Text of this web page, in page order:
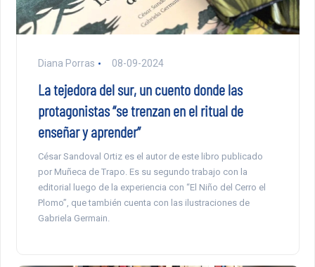
Diana Porras 08-09-2024
La tejedora del sur, un cuento donde las
protagonistas “se trenzan en el ritual de
enseñar y aprender”
César Sandoval Ortiz es el autor de este libro publicado
por Muñeca de Trapo. Es su segundo trabajo con la
editorial luego de la experiencia con “El Niño del Cerro el
Plomo”, que también cuenta con las ilustraciones de
Gabriela Germain.